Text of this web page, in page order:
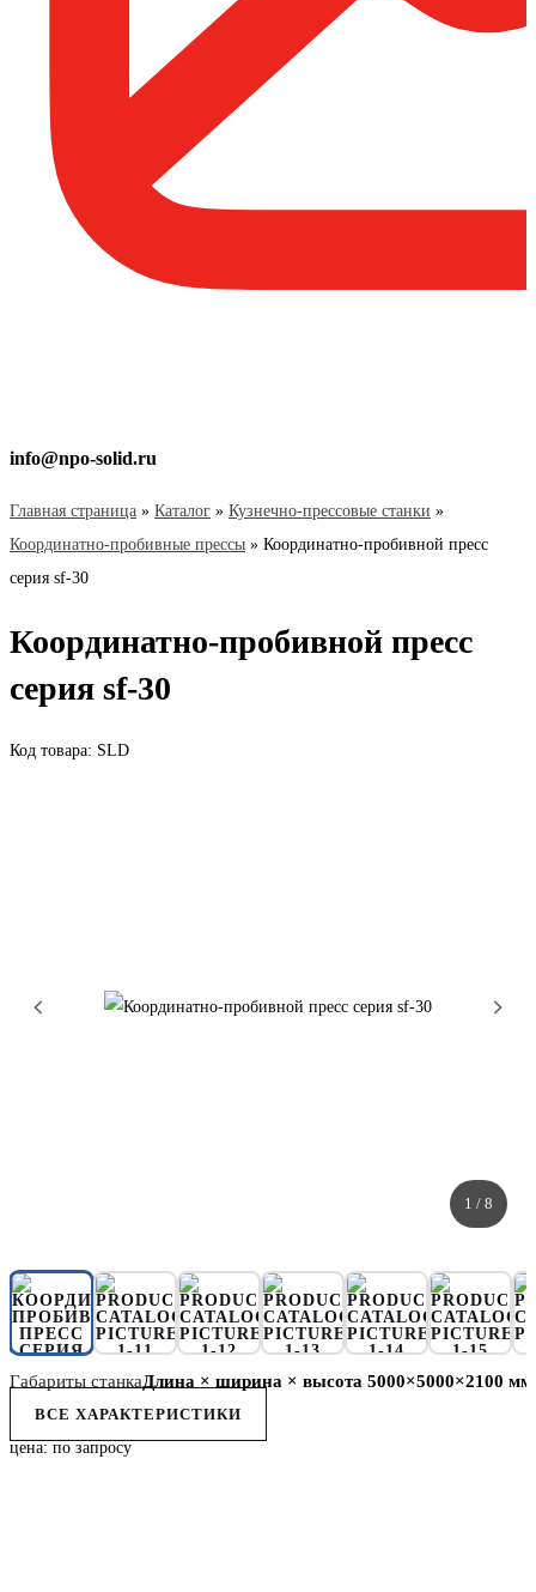
info@npo-solid.ru
Главная страница » Каталог » Кузнечно-прессовые станки »
Координатно-пробивные прессы » Координатно-пробивной пресс
серия sf-30
Координатно-пробивной пресс
серия sf-30
Код товара: SLD
1 / 8
Габариты станкаДлина × ширина × высота 5000×5000×2100 мм
ВСЕ ХАРАКТЕРИСТИКИ
цена: по запросу